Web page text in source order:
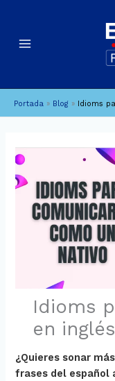
contenido
Portada » Blog » Idioms
Idioms
en
¿Quieres sonar
frases del español
a
i